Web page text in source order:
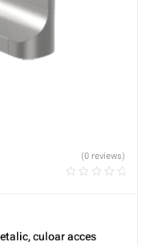
(0 reviews)
culoar acces